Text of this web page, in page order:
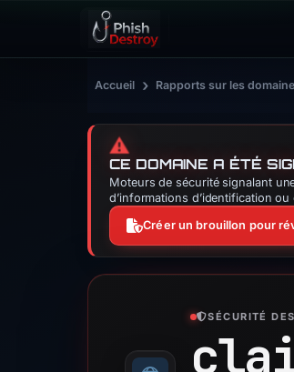
Accueil › Rapports sur les
⚠️
CE DOMAINE A ÉTÉ
Moteurs de sécurité signalant
d’informations d’identification
Créer un brouillon pour
SÉCURITÉ